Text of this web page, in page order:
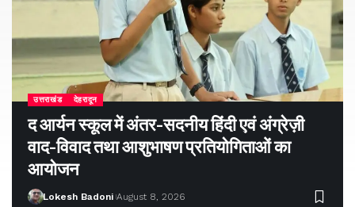
उत्तराखंड देहरादून
द आर्यन स्कूल में अंतर-सदनीय हिंदी एवं अंग्रेज़ी
वाद-विवाद तथा आशुभाषण प्रतियोगिताओं का
आयोजन
Lokesh Badoni August 8, 2026